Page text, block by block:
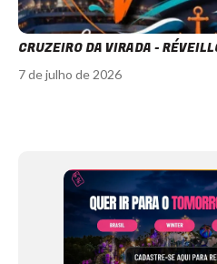
CRUZEIRO DA VIRADA -
7 de julho de 2026